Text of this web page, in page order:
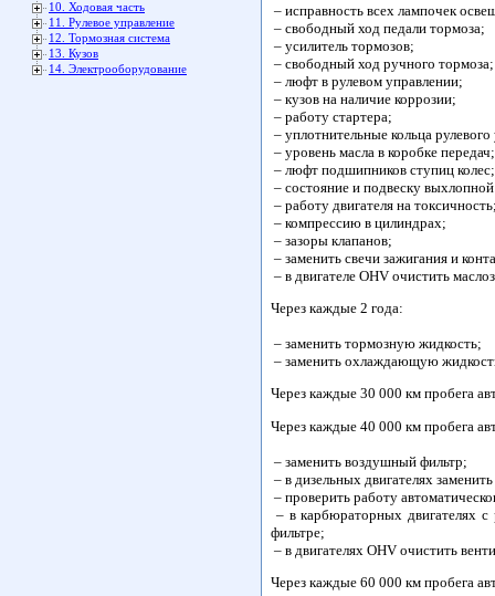
10. Ходовая часть
11. Рулевое управление
12. Тормозная система
13. Кузов
14. Электрооборудование
– исправность всех лампочек
– свободный ход педали тормоза;
– усилитель тормозов;
– свободный ход ручного тормоза;
– люфт в рулевом управлении;
– кузов на наличие коррозии;
– работу стартера;
– уплотнительные кольца
– уровень масла в коробке передач;
– люфт подшипников ступиц колес;
– состояние и подвеску
– работу двигателя на
– компрессию в цилиндрах;
– зазоры клапанов;
– заменить свечи зажигания и
– в двигателе OHV очистить
Через каждые 2 года:
– заменить тормозную жидкость;
– заменить охлаждающую
Через каждые 30 000 км пробега
Через каждые 40 000 км пробега
– заменить воздушный фильтр;
– в дизельных двигателях
– проверить работу
– в карбюраторных двигателях
фильтре;
– в двигателях OHV очистить
Через каждые 60 000 км пробега